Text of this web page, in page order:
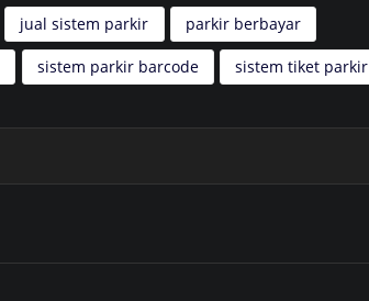
jual sistem parkir parkir berbayar
sistem parkir barcode sistem tiket parkir